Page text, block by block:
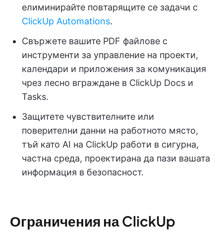
елиминирайте повтарящите се задачи с
ClickUp Automations.
Свържете вашите PDF файлове с
инструменти за управление на проекти,
календари и приложения за комуникация
чрез лесно вграждане в ClickUp Docs и
Tasks.
Защитете чувствителните или
поверителни данни на работното място,
тъй като AI на ClickUp работи в сигурна,
частна среда, проектирана да пази вашата
информация в безопасност.
Ограничения на ClickUp